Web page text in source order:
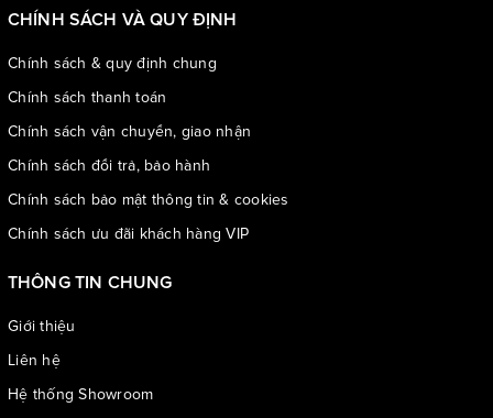
CHÍNH SÁCH VÀ QUY ĐỊNH
Chính sách & quy định chung
Chính sách thanh toán
Chính sách vận chuyển, giao nhận
Chính sách đổi trả, bảo hành
Chính sách bảo mật thông tin & cookies
Chính sách ưu đãi khách hàng VIP
THÔNG TIN CHUNG
Giới thiệu
Liên hệ
Hệ thống Showroom